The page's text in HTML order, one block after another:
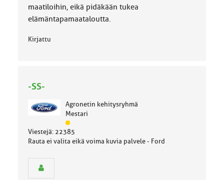
maatiloihin, eikä pidäkään tukea
elämäntapamaataloutta.
Kirjattu
-SS-
Agronetin kehitysryhmä
Mestari
J
ä
s
Viestejä: 22385
Rauta ei valita eikä voima kuvia palvele - Ford